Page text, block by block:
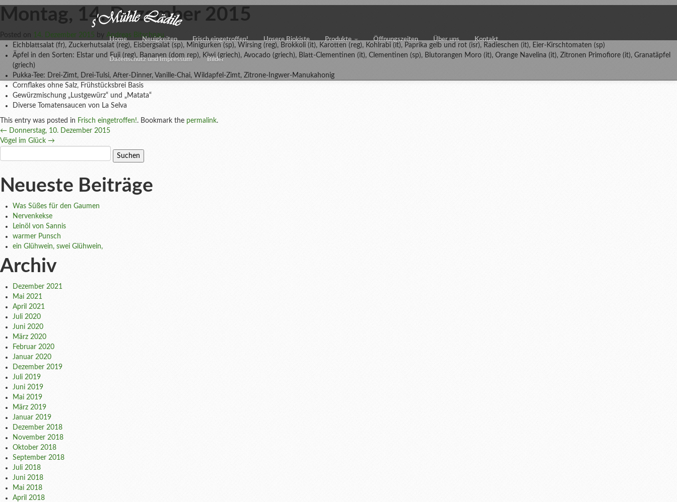
Home Neuigkeiten Frisch eingetroffen! Unsere Biokiste Produkte Öffnungszeiten Über uns Kontakt
Datenschutz und Impressum Bilder
Montag, 14. Dezember 2015
Posted on 14. Dezember 2015 by Andreas Bitschnau
Eichblattsalat (fr), Zuckerhutsalat (reg), Eisbergsalat (sp), Minigurken (sp), Wirsing (reg), Brokkoli (it), Karotten (reg), Kohlrabi (it), Paprika gelb und rot (isr), Radieschen (it), Eier-Kirschtomaten (sp)
Äpfel in den Sorten: Elstar und Fuji (reg), Bananen (dom rep), Kiwi (griech), Avocado (griech), Blatt-Clementinen (it), Clementinen (sp), Blutorangen Moro (it), Orange Navelina (it), Zitronen Primofiore (it), Granatäpfel
(griech)
Pukka-Tee: Drei-Zimt, Drei-Tulsi, After-Dinner, Vanille-Chai, Wildapfel-Zimt, Zitrone-Ingwer-Manukahonig
Cornflakes ohne Salz, Frühstücksbrei Basis
Gewürzmischung „Lustgewürz“ und „Matata“
Diverse Tomatensaucen von La Selva
This entry was posted in Frisch eingetroffen!. Bookmark the permalink.
Post
navigation
← Donnerstag, 10. Dezember 2015
Vögel im Glück →
nach:
Neueste Beiträge
Was Süßes für den Gaumen
Nervenkekse
Leinöl von Sannis
warmer Punsch
ein Glühwein, swei Glühwein,
Archiv
Dezember 2021
Mai 2021
April 2021
Juli 2020
Juni 2020
März 2020
Februar 2020
Januar 2020
Dezember 2019
Juli 2019
Juni 2019
Mai 2019
März 2019
Januar 2019
Dezember 2018
November 2018
Oktober 2018
September 2018
Juli 2018
Juni 2018
Mai 2018
April 2018